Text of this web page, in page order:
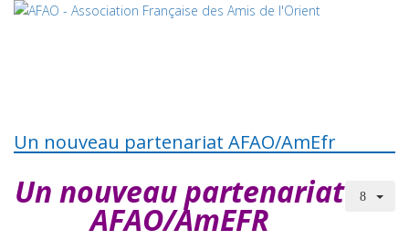
Un nouveau partenariat AFAO/AmEfr
Un nouveau partenariat
AFAO/AmEFR